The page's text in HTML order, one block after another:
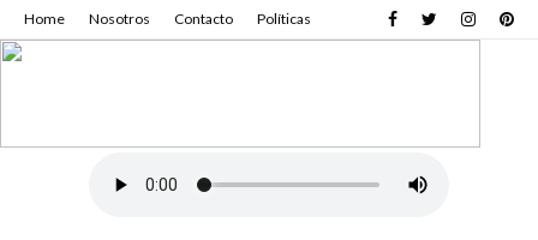
Home Nosotros Contacto Políticas